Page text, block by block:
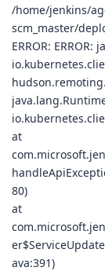
/home/jenkins/
scm_master/
ERROR:
at
80)
at
ava:391)